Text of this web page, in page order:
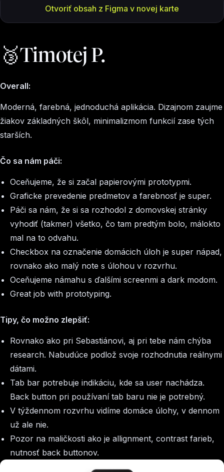
Otvoriť obsah z Figma v novej karte
🥉Timotej P.
Overall:
Moderná, farebná, jednoduchá aplikácia. Dizajnom zaujme
žiakov základných škôl, minimalizmom funkcií zase tých
starších.
Čo sa nám páči:
Oceňujeme, že si začal papierovými prototypmi.
Graficke prevedenie predmetov a farebnosť je super.
Páči sa nám, že si sa rozhodol z domovskej stránky
vyhodiť (takmer) všetko, čo tam predtým bolo, málokto
mal na to odvahu.
Checkbox na označenie domácich úloh je super nápad,
rovnako ako malý note s úlohou v rozvrhu.
Oceňujeme námahu s ďalšími screenmi a dark modom.
Great job with prototyping.
Tipy, čo možno zlepšiť:
Rovnako ako pri Sebastiánovi, aj pri tebe nám chýba
research. Nabudúce podlož svoje rozhodnutia reálnymi
dátami.
Tab bar potrebuje indikáciu, kde sa user nachádza.
Back button pri používaní tab baru nie je potrebný.
V týždennom rozvrhu vidíme domáce úlohy, v dennom
už ale nie.
Pozor na maličkosti ako je allignment, contrast farieb,
nutnosť back buttonov.